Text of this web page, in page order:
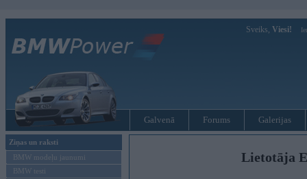
Sveiks, Viesi!
Galvenā Forums Galerijas
Ziņas un raksti
BMW modeļu jaunumi
BMW testi
Lietotāja